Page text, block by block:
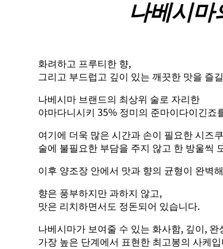
나베시마
화려하고 프루티한 향,
그리고 부드럽고 깊이 있는 깨끗한 맛을 즐
나베시마 브랜드의 최상위 술로 자리한
야마다니시키 35% 정미의 준마이다이긴죠
여기에 더욱 많은 시간과 손이 필요한 시즈
술에 불필요한 부담을 주지 않고 한 방울씩
이후 양조장 안에서 맛과 향의 균형이 완벽
향은 풍부하지만 과하지 않고,
맛은 리치하면서도 정돈되어 있습니다.
나베시마가 보여줄 수 있는 화사함, 깊이, 완
가장 높은 단계에서 표현한 최고봉의 사케